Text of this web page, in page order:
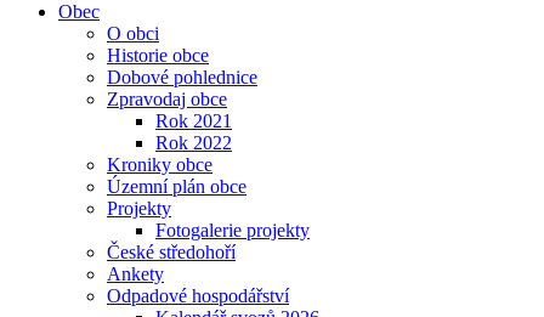
Obec
O obci
Historie obce
Dobové pohlednice
Zpravodaj obce
Rok 2021
Rok 2022
Kroniky obce
Územní plán obce
Projekty
Fotogalerie projekty
České středohoří
Ankety
Odpadové hospodářství